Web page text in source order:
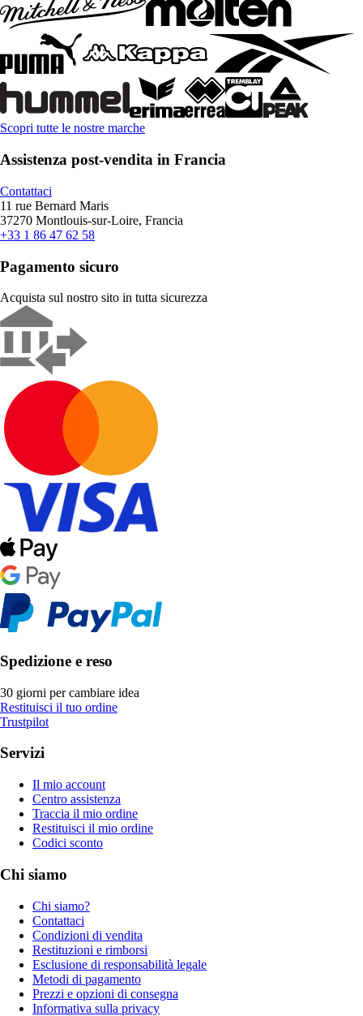
Scopri tutte le nostre marche
Assistenza post-vendita in Francia
Contattaci
11 rue Bernard Maris
37270 Montlouis-sur-Loire, Francia
+33 1 86 47 62 58
Pagamento sicuro
Acquista sul nostro sito in tutta sicurezza
Spedizione e reso
30 giorni per cambiare idea
Restituisci il tuo ordine
Trustpilot
Servizi
Il mio account
Centro assistenza
Traccia il mio ordine
Restituisci il mio ordine
Codici sconto
Chi siamo
Chi siamo?
Contattaci
Condizioni di vendita
Restituzioni e rimborsi
Esclusione di responsabilità legale
Metodi di pagamento
Prezzi e opzioni di consegna
Informativa sulla privacy